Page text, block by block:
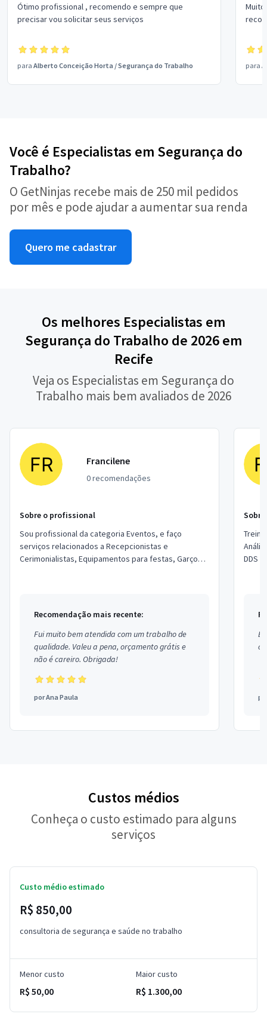
Ótimo profissional , recomendo e sempre que
precisar vou solicitar seus serviços
para Alberto Conceição Horta /Segurança do Trabalho para
Você é Especialistas em Segurança do
Trabalho?
O GetNinjas recebe mais de 250 mil pedidos
por mês e pode ajudar a aumentar sua renda
Quero me cadastrar
Os melhores Especialistas em
Segurança do Trabalho de 2026 em
Recife
Veja os Especialistas em Segurança do
Trabalho mais bem avaliados de 2026
Francilene
0 recomendações
Sobre o profissional
Sou profissional da categoria Eventos, e faço
serviços relacionados a Recepcionistas e
Cerimonialistas, Equipamentos para festas, Garçons
Recomendação mais recente:
Fui muito bem atendida com um trabalho de
qualidade. Valeu a pena, orçamento grátis e
não é careiro. Obrigada!
porAna Paula
Análise
DDS Consultoria Inspeção de segurança Relatório de
Custos médios
Conheça o custo estimado para alguns
serviços
Custo médio estimado
R$ 850,00
consultoria de segurança e saúde no trabalho
Menor custo
R$ 50,00
Maior custo
R$ 1.300,00